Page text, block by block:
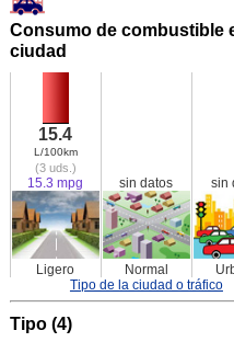
Consumo de combustible
ciudad
15.4
L/100km
(3 uds.)
15.3 mpg sin datos sin
Ligero Normal
Tipo de la ciudad o tráfico
Tipo (4)